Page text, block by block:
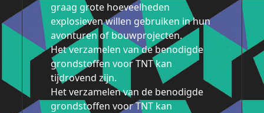
graag grote hoeveelheden
explosieven willen gebruiken in hun
avonturen of bouwprojecten.
Het verzamelen van de benodigde
grondstoffen voor TNT kan
tijdrovend zijn.
Het verzamelen van de benodigde
grondstoffen voor TNT kan